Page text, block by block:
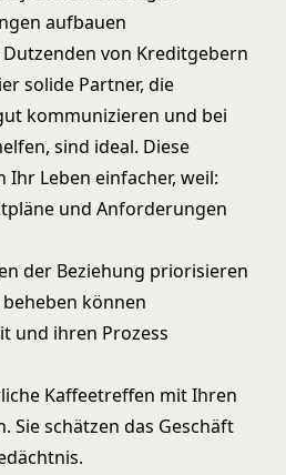
aufbauen
von Kreditgebern
solide Partner, die
kommunizieren und bei
sind ideal. Diese
Ihr Leben einfacher, weil:
und Anforderungen
der Beziehung priorisieren
können
und ihren Prozess
Kaffeetreffen mit Ihren
Sie schätzen das Geschäft